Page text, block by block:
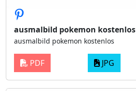
ausmalbild pokemon kostenlos
ausmalbild pokemon kostenlos
PDF JPG